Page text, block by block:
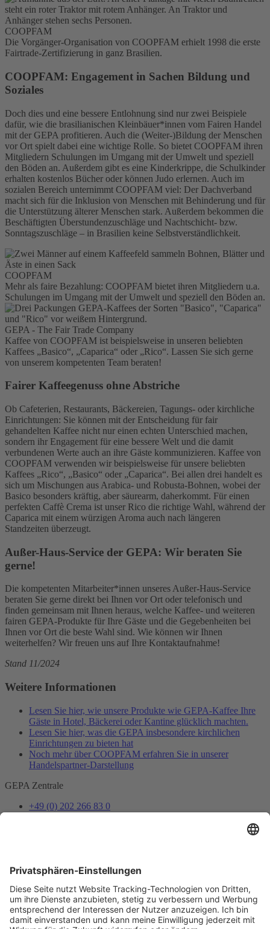
COOPFAM
Die Vorgänger-Organisation von COOPFAM erhielt 1998 die erste
Fairtrade-Zertifizierung in ganz Brasilien.
COOPFAM: Engagement in Sachen Bildung und
Soziales
Doch dies und eine bessere Entlohnung sind nur zwei Beispiele
dafür, wie die brasilianischen Kleinbäuer*innen vom Fairen Handel
mit der GEPA profitieren. Auch die (Weiter-)Bildung der Menschen
vor Ort spielt dabei eine wichtige Rolle. So bietet COOPFAM ihren
Mitgliedern Schulungen im Umgang mit der Umwelt und speziell
den Böden an. Außerdem gibt es eine Kinderkrippe, die Schulkinder
erhalten kostenlos Bücher oder können Judo erlernen. Auch im
sozialen Bereich unternimmt COOPFAM viel: Der Dachverband
macht sich für die Inklusion von Menschen mit Behinderung und für
die Unterstützung älterer Menschen stark. Außerdem bekommen die
Beschäftigten Überstundenzuschläge und Nachtschicht- bzw.
Sonntagszuschläge – in Brasilien keine Selbstverständlichkeit.
COOPFAM
Mehr als faire Bezahlung: COOPFAM bietet ihren Mitgliedern u.a.
Schulungen im Umgang mit der Umwelt und speziell den Böden an.
GEPA - The Fair Trade Company
Kaffee von COOPFAM ist beispielsweise in unseren beliebten
Kaffees „Basico“, „Caparica“ oder „Rico“. Lassen Sie sich gerne
von unserem kompetenten Team beraten!
Fairer Kaffeegenuss ohne Abstriche
Ob Cafeterien, Restaurants, Bäckereien, Tagungs- oder kirchliche
Einrichtungen: Sie können mit der Entscheidung für fair
gehandelten Kaffee nicht nur einen echten Unterschied machen,
sondern ihr Engagement für eine bessere Welt und die damit
verbundenen Werte auch an ihre Gäste kommunizieren. Kaffee von
COOPFAM verwenden wir beispielsweise für unsere beliebten
Kaffees „Rico“, „Basico“ oder „Caparica“. Bei allen drei handelt es
sich um Mischungen aus Arabica- und Robusta-Bohnen, wobei der
Basico besonders kräftig, aber säurearm, daherkommt. Für einen
perfekten Caffè Crema ist unser Rico die richtige Wahl, während der
Caparica mit einem würzigen Aroma auch nach längeren
Standzeiten überzeugt.
Außer-Haus-Service der GEPA: Wir beraten Sie
gerne!
Die kompetenten Mitarbeiter*innen unseres Außer-Haus-Service
beraten Sie gerne direkt bei Ihnen vor Ort oder telefonisch und
finden gemeinsam mit Ihnen heraus, welche Kaffee- und weiteren
fairen GEPA-Produkte für Ihre Gäste und die Gegebenheiten bei
Ihnen vor Ort die beste Wahl sind. Wie können wir Ihnen
weiterhelfen? Wir freuen uns auf Ihre Kontaktaufnahme!
Stand 11/2024
Weitere Informationen
Lesen Sie hier, wie unsere Produkte wie GEPA-Kaffee Ihre
Gäste in Hotel, Bäckerei oder Kantine glücklich machten.
Lesen Sie hier, was die GEPA insbesondere kirchlichen
Einrichtungen zu bieten hat
Noch mehr über COOPFAM erfahren Sie in unserer
Handelspartner-Darstellung
GEPA Zentrale
+49 (0) 202 266 83 0
Jetzt abonnieren